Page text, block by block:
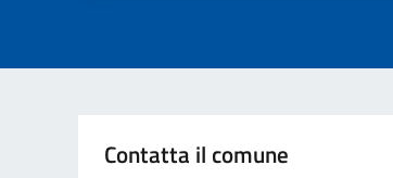
Contatta il comune